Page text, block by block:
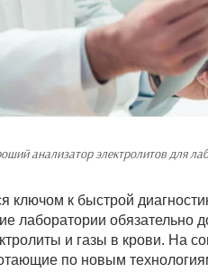
анализатор электролитов для
к быстрой
лаборатории обязательно
и газы в крови. На
по новым